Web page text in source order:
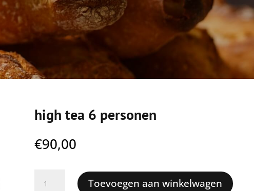
high tea 6 personen
€90,00
Toevoegen aan winkelwagen